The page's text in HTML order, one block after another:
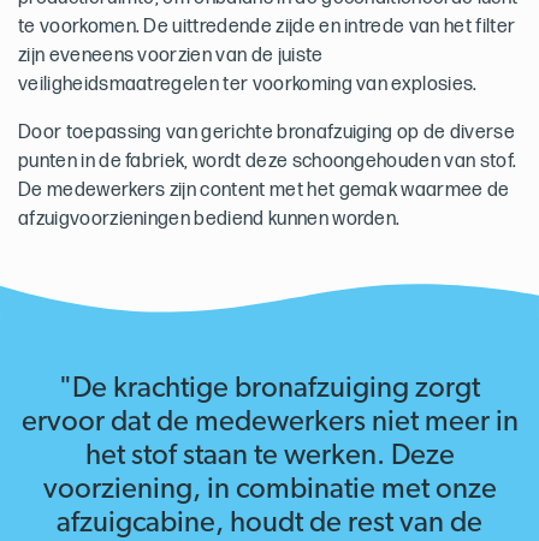
te voorkomen. De uittredende zijde en intrede van het filter
zijn eveneens voorzien van de juiste
veiligheidsmaatregelen ter voorkoming van explosies.
Door toepassing van gerichte bronafzuiging op de diverse
punten in de fabriek, wordt deze schoongehouden van stof.
De medewerkers zijn content met het gemak waarmee de
afzuigvoorzieningen bediend kunnen worden.
"De krachtige bronafzuiging zorgt
ervoor dat de medewerkers niet meer in
het stof staan te werken. Deze
voorziening, in combinatie met onze
afzuigcabine, houdt de rest van de